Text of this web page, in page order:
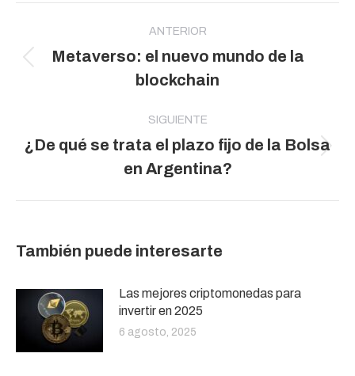
publicaciones
ANTERIOR
Publicación
anterior:
Metaverso: el nuevo mundo de la
blockchain
SIGUIENTE
Publicación
siguiente:
¿De qué se trata el plazo fijo de la Bolsa
en Argentina?
También puede interesarte
Las mejores criptomonedas para
invertir en 2025
6 agosto, 2025